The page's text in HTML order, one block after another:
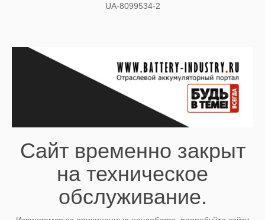
UA-8099534-2
Сайт временно закрыт
на техническое
обслуживание.